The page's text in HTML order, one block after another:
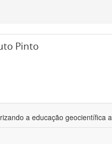
Pinto
a educação geocientífica